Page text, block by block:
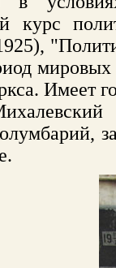
курс
Имеет
17